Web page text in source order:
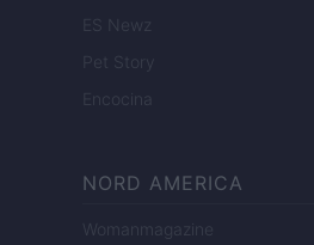
ES Newz
Pet Story
Encocina
NORD AMERICA
Womanmagazine